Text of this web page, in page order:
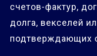
счетов-фактур,
долга, векселей
подтверждающих